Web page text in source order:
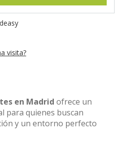
visita?
en Madrid ofrece un
para quienes buscan
y un entorno perfecto